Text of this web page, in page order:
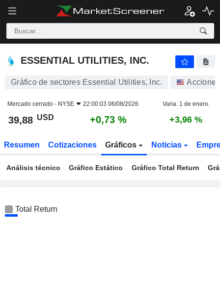
ESSENTIAL UTILITIES, INC.
ESSENTIAL UTILITIES, INC.
Gráfico de sectores Essential Utilities, Inc. Acciones
Mercado cerrado - NYSE 22:00:03 06/08/2026 Varia. 1 de enero.
39,88 USD +0,73 % +3,96 %
Resumen Cotizaciones Gráficos Noticias
Análisis técnico Gráfico Estático Gráfico Total Return
Total Return